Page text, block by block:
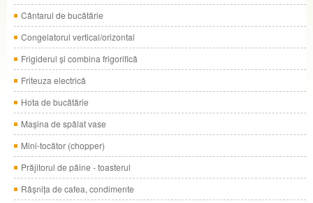
Cântarul de bucătărie
Congelatorul vertical/orizontal
Frigiderul şi combina frigorifică
Friteuza electrică
Hota de bucătărie
Maşina de spălat vase
Mini-tocător (chopper)
Prăjitorul de pâine - toasterul
Râşniţa de cafea, condimente